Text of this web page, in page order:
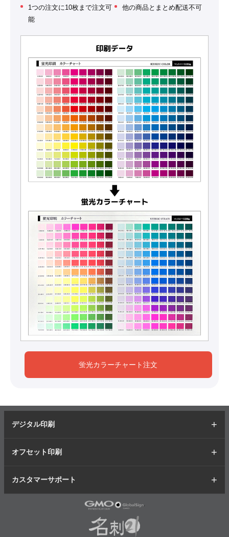
1つの注文に10枚まで注文可
能
他の商品とまとめ配送不可
蛍光カラーチャート注文
デジタル印刷
オフセット印刷
カスタマーサポート